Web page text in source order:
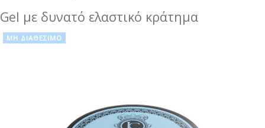
Gel με δυνατό ελαστικό κράτημα
ΜΗ ΔΙΑΘΈΣΙΜΟ